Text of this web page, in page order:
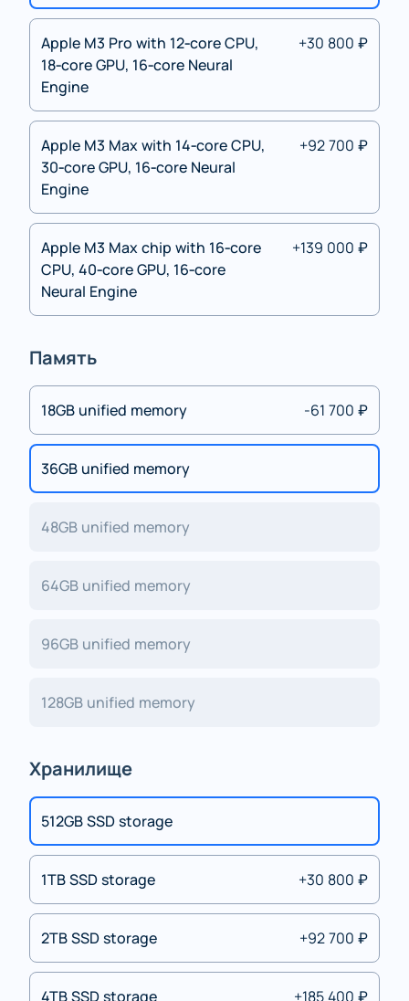
Apple M3 Pro with 12‑core CPU,
18‑core GPU, 16‑core Neural
Engine
+30 800 ₽
Apple M3 Max with 14‑core CPU,
30‑core GPU, 16‑core Neural
Engine
+92 700 ₽
Apple M3 Max chip with 16‑core
CPU, 40‑core GPU, 16‑core
Neural Engine
+139 000 ₽
Память
18GB unified memory -61 700 ₽
36GB unified memory
48GB unified memory
64GB unified memory
96GB unified memory
128GB unified memory
Хранилище
512GB SSD storage
1TB SSD storage +30 800 ₽
2TB SSD storage +92 700 ₽
4TB SSD storage +185 400 ₽